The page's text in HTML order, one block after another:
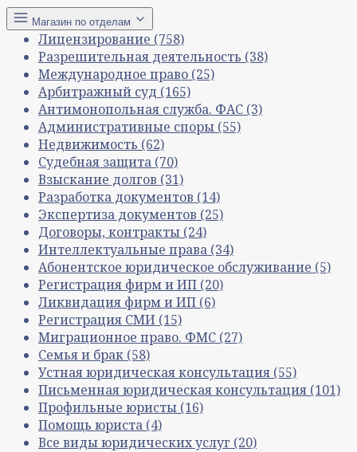
Магазин по отделам
Лицензирование (758)
Разрешительная деятельность (38)
Международное право (25)
Арбитражный суд (165)
Антимонопольная служба. ФАС (3)
Административные споры (55)
Недвижимость (62)
Судебная защита (70)
Взыскание долгов (31)
Разработка документов (14)
Экспертиза документов (25)
Договоры, контракты (24)
Интеллектуальные права (34)
Абонентское юридическое обслуживание (5)
Регистрация фирм и ИП (20)
Ликвидация фирм и ИП (6)
Регистрация СМИ (15)
Миграционное право. ФМС (27)
Семья и брак (58)
Устная юридическая консультация (55)
Письменная юридическая консультация (101)
Профильные юристы (16)
Помощь юриста (4)
Все виды юридических услуг (20)